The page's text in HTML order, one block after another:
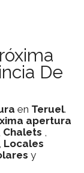
De
en Teruel.
apertura
Chalets ,
, Locales
y